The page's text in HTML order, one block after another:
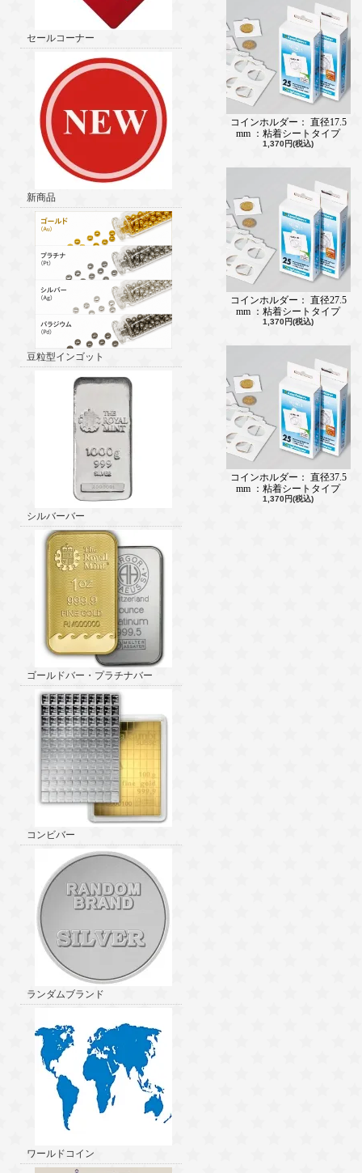
セールコーナー
新商品
豆粒型インゴット
シルバーバー
ゴールドバー・プラチナバー
コンビバー
ランダムブランド
ワールドコイン
コインホルダー： 直径17.5
mm ：粘着シートタイプ
1,370円(税込)
コインホルダー： 直径27.5
mm ：粘着シートタイプ
1,370円(税込)
コインホルダー： 直径37.5
mm ：粘着シートタイプ
1,370円(税込)